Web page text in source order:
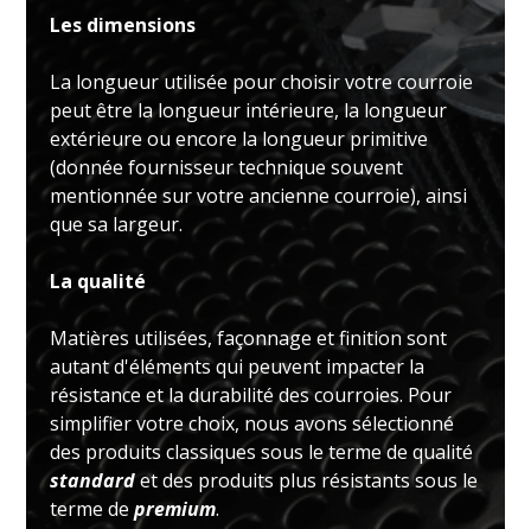
Les dimensions
La longueur utilisée pour choisir votre courroie
peut être la longueur intérieure, la longueur
extérieure ou encore la longueur primitive
(donnée fournisseur technique souvent
mentionnée sur votre ancienne courroie), ainsi
que sa largeur.
La qualité
Matières utilisées, façonnage et finition sont
autant d'éléments qui peuvent impacter la
résistance et la durabilité des courroies. Pour
simplifier votre choix, nous avons sélectionné
des produits classiques sous le terme de qualité
standardet des produits plus résistants sous le
terme depremium.